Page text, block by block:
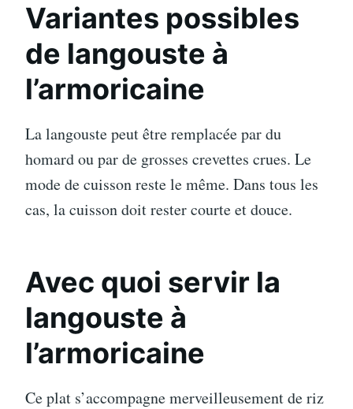
Variantes possibles
de langouste à
l’armoricaine
La langouste peut être remplacée par du
homard ou par de grosses crevettes crues. Le
mode de cuisson reste le même. Dans tous les
cas, la cuisson doit rester courte et douce.
Avec quoi servir la
langouste à
l’armoricaine
Ce plat s’accompagne merveilleusement de riz